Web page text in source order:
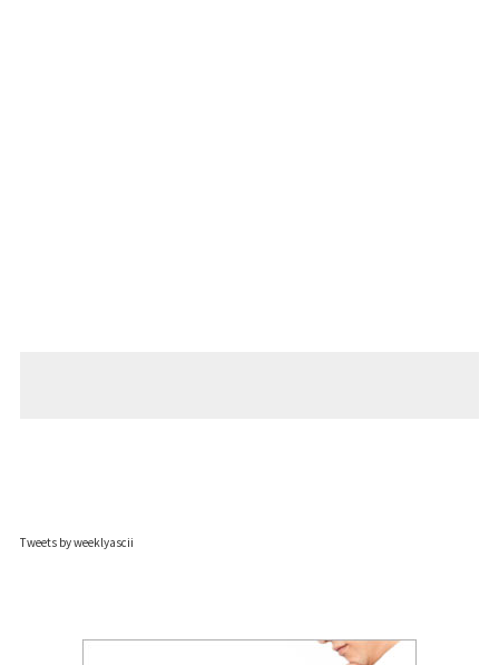
Tweets by weeklyascii